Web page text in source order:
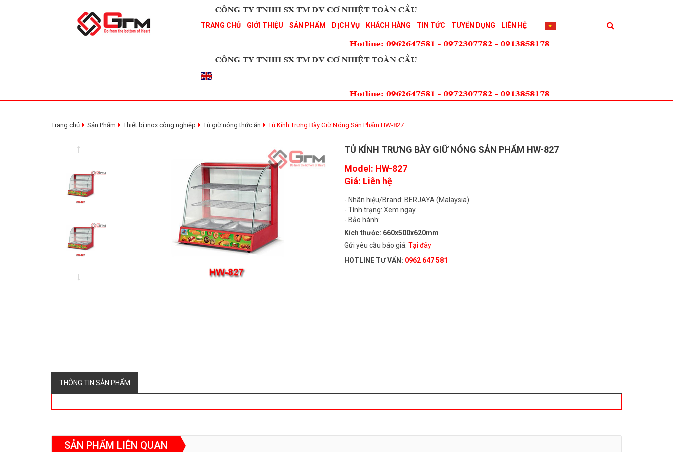
TRANG CHỦ GIỚI THIỆU SẢN PHẨM DỊCH VỤ KHÁCH HÀNG TIN TỨC TUYỂN DỤNG LIÊN HỆ
Trang chủ Sản Phẩm Thiết bị inox công nghiệp Tủ giữ nóng thức ăn Tủ Kính Trưng Bày Giữ Nóng Sản Phẩm HW-827
TỦ KÍNH TRƯNG BÀY GIỮ NÓNG SẢN PHẨM HW-827
Model: HW-827
Giá: Liên hệ
- Nhãn hiệu/Brand: BERJAYA (Malaysia)
- Tình trạng: Xem ngay
- Bảo hành:
Kích thước: 660x500x620mm
Gửi yêu cầu báo giá: Tại đây
HOTLINE TƯ VẤN: 0962 647 581
THÔNG TIN SẢN PHẨM
SẢN PHẨM LIÊN QUAN